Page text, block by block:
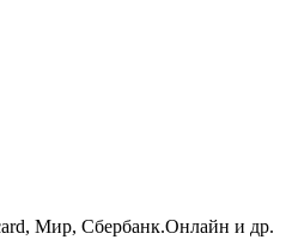
Мир, Сбербанк.Онлайн и др.